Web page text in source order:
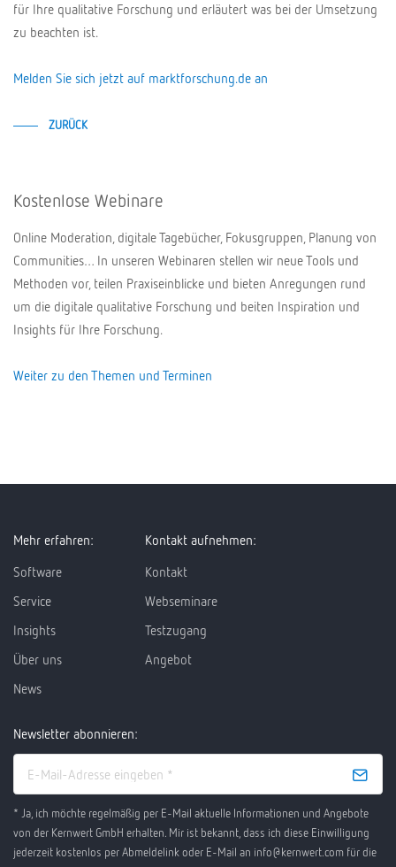
für Ihre qualitative Forschung und erläutert was bei der Umsetzung
zu beachten ist.
Melden Sie sich jetzt auf marktforschung.de an
ZURÜCK
Kostenlose Webinare
Online Moderation, digitale Tagebücher, Fokusgruppen, Planung von
Communities… In unseren Webinaren stellen wir neue Tools und
Methoden vor, teilen Praxiseinblicke und bieten Anregungen rund
um die digitale qualitative Forschung und beiten Inspiration und
Insights für Ihre Forschung.
Weiter zu den Themen und Terminen
Mehr erfahren:
Software
Service
Insights
Über uns
News
Kontakt aufnehmen:
Kontakt
Webseminare
Testzugang
Angebot
Newsletter abonnieren:
* Ja, ich möchte regelmäßig per E-Mail aktuelle Informationen und Angebote
von der Kernwert GmbH erhalten. Mir ist bekannt, dass ich diese Einwilligung
jederzeit kostenlos per Abmeldelink oder E-Mail an info@kernwert.com für die